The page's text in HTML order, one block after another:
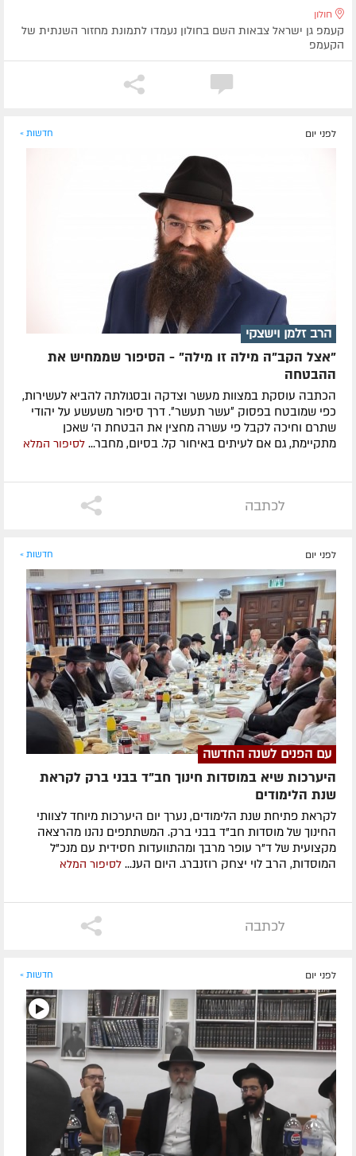
חולון
קעמפ גן ישראל צבאות השם בחולון נעמדו לתמונת מחזור השנתית של
הקעמפ
לפני יום חדשות »
הרב זלמן וישצקי
"אצל הקב"ה מילה זו מילה" - הסיפור שממחיש את
ההבטחה
הכתבה עוסקת במצוות מעשר וצדקה ובסגולתה להביא לעשירות,
כפי שמובטח בפסוק ״עשר תעשר״. דרך סיפור משעשע על יהודי
שתרם וחיכה לקבל פי עשרה מחצין את הבטחת ה' שאכן
מתקיימת, גם אם לעיתים באיחור קל. בסיום, מחבר... לסיפור המלא
לכתבה
לפני יום חדשות »
עם הפנים לשנה החדשה
היערכות שיא במוסדות חינוך חב"ד בבני ברק לקראת
שנת הלימודים
לקראת פתיחת שנת הלימודים, נערך יום היערכות מיוחד לצוותי
החינוך של מוסדות חב"ד בבני ברק. המשתתפים נהנו מהרצאה
מקצועית של ד"ר עופר מרבך ומהתוועדות חסידית עם מנכ"ל
המוסדות, הרב לוי יצחק רוזנברג. היום הענ... לסיפור המלא
לכתבה
לפני יום חדשות »